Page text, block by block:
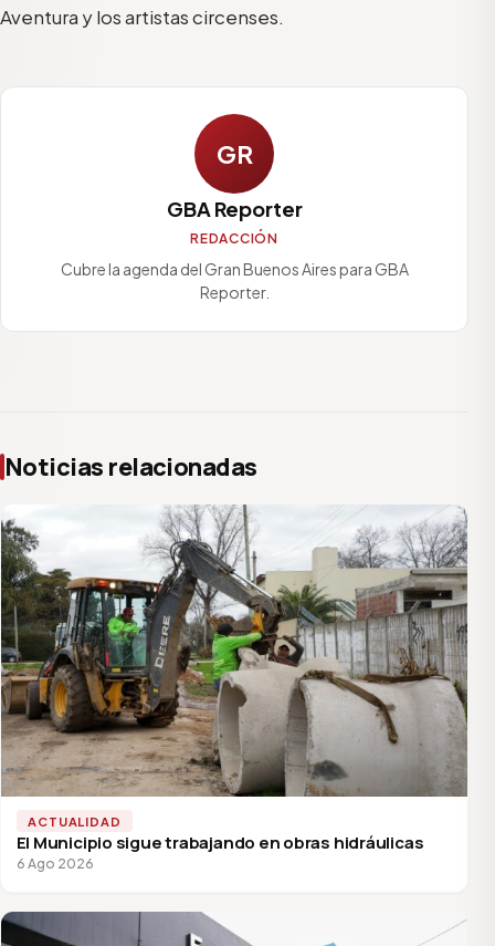
Aventura y los artistas circenses.
GR
GBA Reporter
REDACCIÓN
Cubre la agenda del Gran Buenos Aires para GBA
Reporter.
Noticias relacionadas
ACTUALIDAD
El Municipio sigue trabajando en obras hidráulicas
6 Ago 2026